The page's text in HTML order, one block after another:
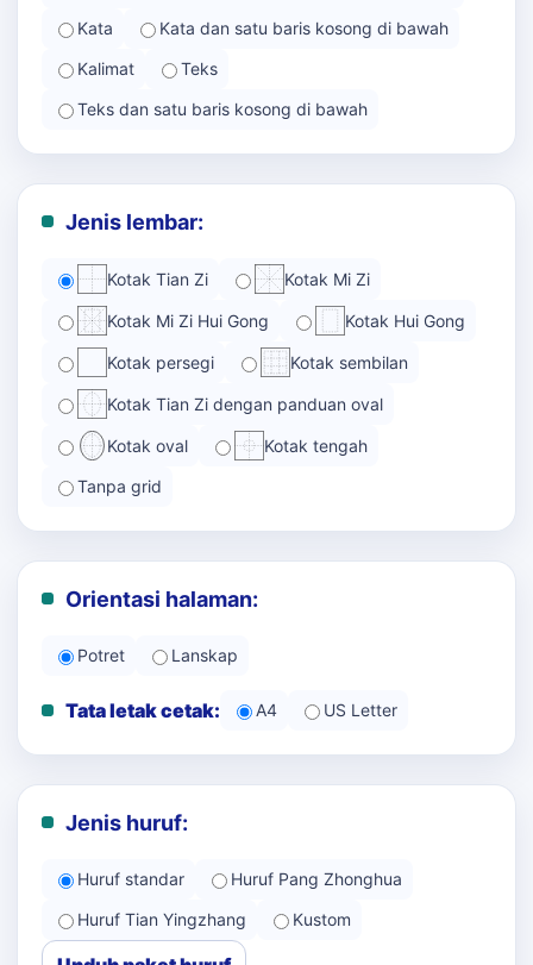
Kata
Kata dan satu baris kosong di bawah
Kalimat
Teks
Teks dan satu baris kosong di bawah
Jenis lembar:
Kotak Tian Zi Kotak Mi Zi
Kotak Mi Zi Hui Gong Kotak Hui Gong
Kotak persegi Kotak sembilan
Kotak Tian Zi dengan panduan oval
Kotak oval Kotak tengah
Tanpa grid
Orientasi halaman:
Potret Lanskap
Tata letak cetak: A4 US Letter
Jenis huruf:
Huruf standar
Huruf Pang Zhonghua
Huruf Tian Yingzhang
Kustom